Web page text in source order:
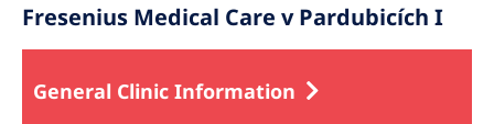
Fresenius Medical Care v Pardubicích I
General Clinic Information